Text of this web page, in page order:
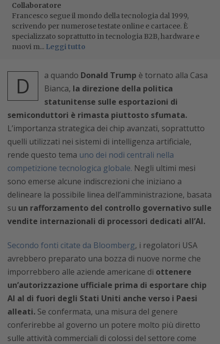
Collaboratore
Francesco segue il mondo della tecnologia dal 1999,
scrivendo per numerose testate online e cartacee. È
specializzato soprattutto in tecnologia B2B, hardware e
nuovi m... Leggi tutto
D a quando Donald Trump è tornato alla Casa
Bianca, la direzione della politica
statunitense sulle esportazioni di
semiconduttori è rimasta piuttosto sfumata.
L’importanza strategica dei chip avanzati, soprattutto
quelli utilizzati nei sistemi di intelligenza artificiale,
rende questo tema uno dei nodi centrali nella
competizione tecnologica globale. Negli ultimi mesi
sono emerse alcune indiscrezioni che iniziano a
delineare la possibile linea dell’amministrazione, basata
su un rafforzamento del controllo governativo sulle
vendite internazionali di processori dedicati all’AI.
Secondo fonti citate da Bloomberg, i regolatori USA
avrebbero preparato una bozza di nuove norme che
imporrebbero alle aziende americane di ottenere
un’autorizzazione ufficiale prima di esportare chip
AI al di fuori degli Stati Uniti anche verso i Paesi
alleati. Se confermata, una misura del genere
conferirebbe al governo un potere molto più diretto
sulle attività commerciali di colossi del settore come